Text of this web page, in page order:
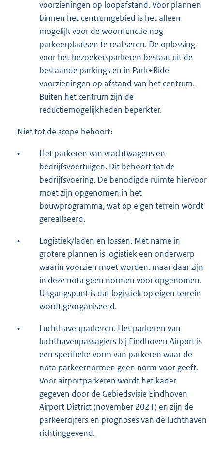
voorzieningen op loopafstand. Voor plannen
binnen het centrumgebied is het alleen
mogelijk voor de woonfunctie nog
parkeerplaatsen te realiseren. De oplossing
voor het bezoekersparkeren bestaat uit de
bestaande parkings en in Park+Ride
voorzieningen op afstand van het centrum.
Buiten het centrum zijn de
reductiemogelijkheden beperkter.
Niet tot de scope behoort:
•
Het parkeren van vrachtwagens en
bedrijfsvoertuigen. Dit behoort tot de
bedrijfsvoering. De benodigde ruimte hiervoor
moet zijn opgenomen in het
bouwprogramma, wat op eigen terrein wordt
gerealiseerd.
•
Logistiek/laden en lossen. Met name in
grotere plannen is logistiek een onderwerp
waarin voorzien moet worden, maar daar zijn
in deze nota geen normen voor opgenomen.
Uitgangspunt is dat logistiek op eigen terrein
wordt georganiseerd.
•
Luchthavenparkeren. Het parkeren van
luchthavenpassagiers bij Eindhoven Airport is
een specifieke vorm van parkeren waar de
nota parkeernormen geen norm voor geeft.
Voor airportparkeren wordt het kader
gegeven door de Gebiedsvisie Eindhoven
Airport District (november 2021) en zijn de
parkeercijfers en prognoses van de luchthaven
richtinggevend.